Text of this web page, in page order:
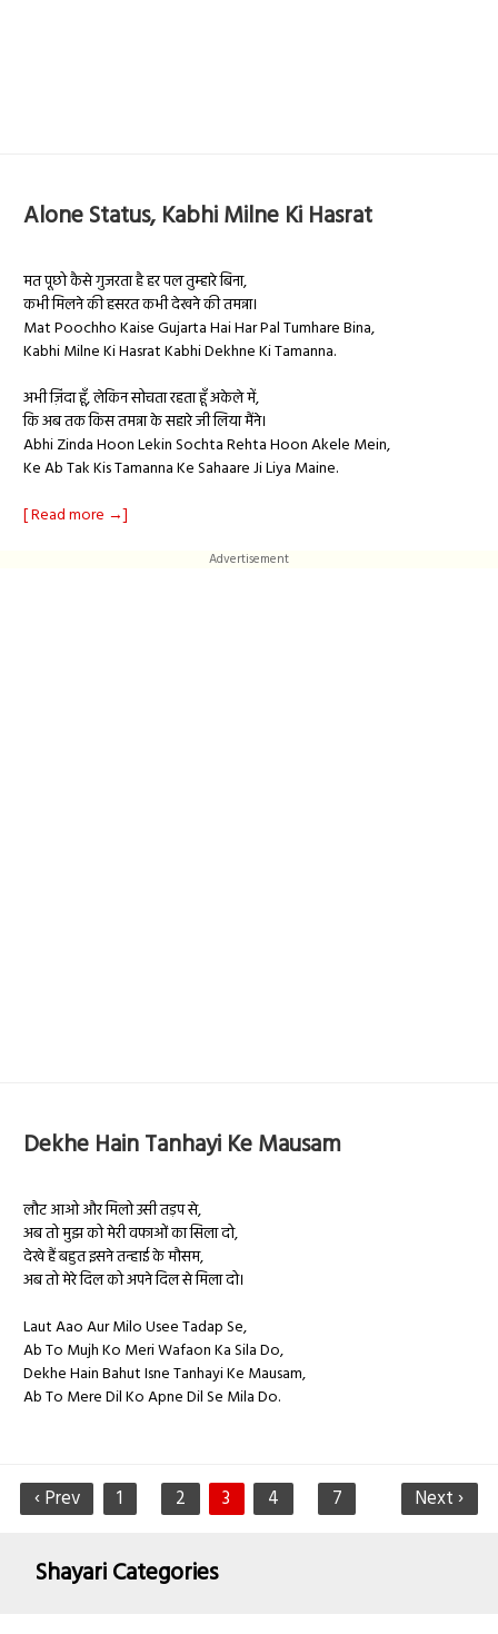
Alone Status, Kabhi Milne Ki Hasrat
मत पूछो कैसे गुजरता है हर पल तुम्हारे बिना,
कभी मिलने की हसरत कभी देखने की तमन्ना।
Mat Poochho Kaise Gujarta Hai Har Pal Tumhare Bina,
Kabhi Milne Ki Hasrat Kabhi Dekhne Ki Tamanna.
अभी ज़िंदा हूँ, लेकिन सोचता रहता हूँ अकेले में,
कि अब तक किस तमन्ना के सहारे जी लिया मैंने।
Abhi Zinda Hoon Lekin Sochta Rehta Hoon Akele Mein,
Ke Ab Tak Kis Tamanna Ke Sahaare Ji Liya Maine.
[ Read more →]
Advertisement
Dekhe Hain Tanhayi Ke Mausam
लौट आओ और मिलो उसी तड़प से,
अब तो मुझ को मेरी वफाओं का सिला दो,
देखे हैं बहुत इसने तन्हाई के मौसम,
अब तो मेरे दिल को अपने दिल से मिला दो।
Laut Aao Aur Milo Usee Tadap Se,
Ab To Mujh Ko Meri Wafaon Ka Sila Do,
Dekhe Hain Bahut Isne Tanhayi Ke Mausam,
Ab To Mere Dil Ko Apne Dil Se Mila Do.
‹ Prev 1 2 3 4 7 Next ›
Shayari Categories